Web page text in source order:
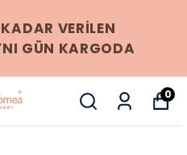
VERİLEN
GÜN KARGODA
0